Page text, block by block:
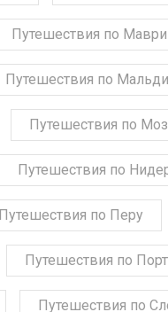
Путешествия по
Путешествия по
Путешествия по
Путешествия по
Путешествия по Перу
Путешествия по
Путешествия по